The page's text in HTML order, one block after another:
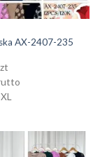
AX-2407-235